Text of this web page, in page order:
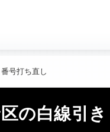
号打ち直し
の白線引